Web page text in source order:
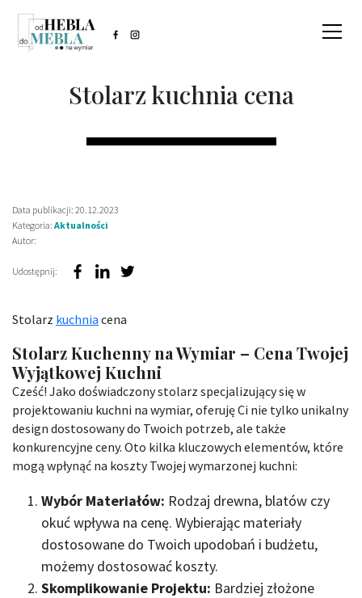
Stolarz kuchnia cena
Data publikacji: 20.12.2023
Kategoria: Aktualności
Autor:
Udostępnij:
Stolarz kuchnia cena
Stolarz Kuchenny na Wymiar – Cena Twojej
Wyjątkowej Kuchni
Cześć! Jako doświadczony stolarz specjalizujący się w
projektowaniu kuchni na wymiar, oferuję Ci nie tylko unikalny
design dostosowany do Twoich potrzeb, ale także
konkurencyjne ceny. Oto kilka kluczowych elementów, które
mogą wpłynąć na koszty Twojej wymarzonej kuchni:
Wybór Materiałów: Rodzaj drewna, blatów czy
okuć wpływa na cenę. Wybierając materiały
dostosowane do Twoich upodobań i budżetu,
możemy dostosować koszty.
Skomplikowanie Projektu: Bardziej złożone